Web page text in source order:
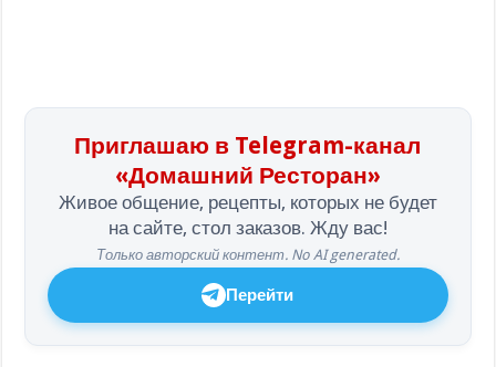
Приглашаю в Telegram-канал
«Домашний Ресторан»
Живое общение, рецепты, которых не будет
на сайте, стол заказов. Жду вас!
Только авторский контент. No AI generated.
Перейти